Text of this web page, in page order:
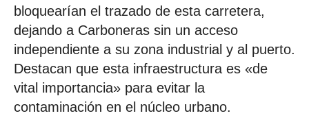
bloquearían el trazado de esta carretera,
dejando a Carboneras sin un acceso
independiente a su zona industrial y al puerto.
Destacan que esta infraestructura es «de
vital importancia» para evitar la
contaminación en el núcleo urbano.